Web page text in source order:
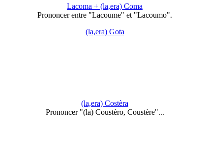
Lacoma + (la,era) Coma
Prononcer entre "Lacoume" et "Lacoumo".
(la,era) Gota
(la,era) Costèra
Prononcer "(la) Coustèro, Coustère"...